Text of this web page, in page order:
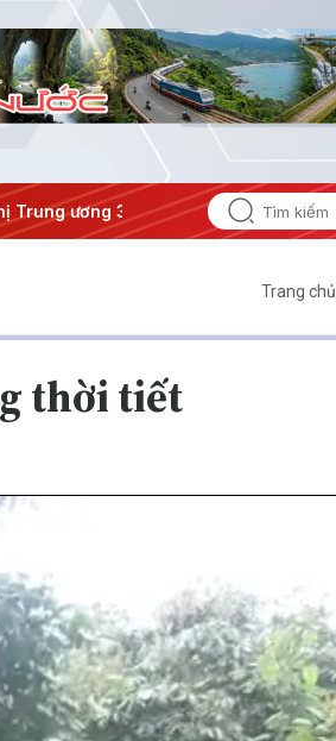
ương 3 #APEC 2027
Trang chủ
thời tiết